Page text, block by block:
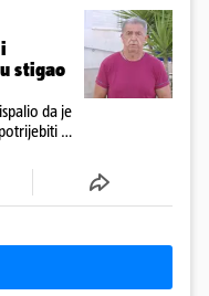
stigao
da je
za